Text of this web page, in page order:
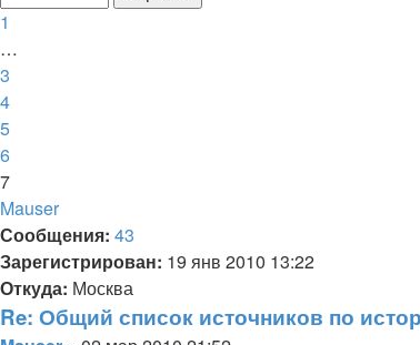
из
Пред.
1
…
3
4
5
6
7
Mauser
Сообщения: 43
Зарегистрирован: 19 янв 2010 13:22
Откуда: Москва
Re: Общий список источников по